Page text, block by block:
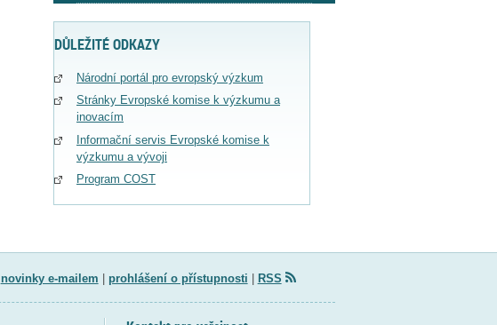
DŮLEŽITÉ ODKAZY
Národní portál pro evropský výzkum
Stránky Evropské komise k výzkumu a
inovacím
Informační servis Evropské komise k
výzkumu a vývoji
Program COST
novinky e-mailem prohlášení o přístupnosti RSS